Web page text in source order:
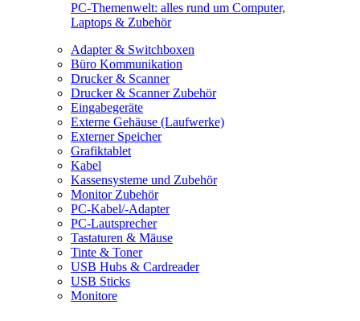
PC-Themenwelt: alles rund um Computer,
Laptops & Zubehör
Adapter & Switchboxen
Büro Kommunikation
Drucker & Scanner
Drucker & Scanner Zubehör
Eingabegeräte
Externe Gehäuse (Laufwerke)
Externer Speicher
Grafiktablet
Kabel
Kassensysteme und Zubehör
Monitor Zubehör
PC-Kabel/-Adapter
PC-Lautsprecher
Tastaturen & Mäuse
Tinte & Toner
USB Hubs & Cardreader
USB Sticks
Monitore